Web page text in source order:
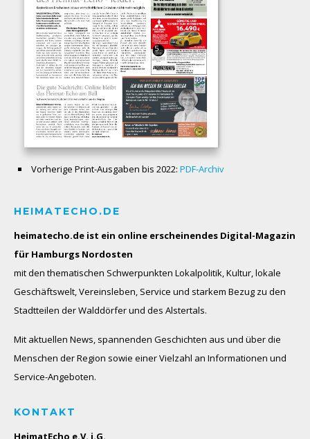
Vorherige Print-Ausgaben bis 2022: PDF-Archiv
HEIMATECHO.DE
heimatecho.de ist ein online erscheinendes Digital-Magazin
für Hamburgs Nordosten
mit den thematischen Schwerpunkten Lokalpolitik, Kultur, lokale
Geschäftswelt, Vereinsleben, Service und starkem Bezug zu den
Stadtteilen der Walddörfer und des Alstertals.
Mit aktuellen News, spannenden Geschichten aus und über die
Menschen der Region sowie einer Vielzahl an Informationen und
Service-Angeboten.
KONTAKT